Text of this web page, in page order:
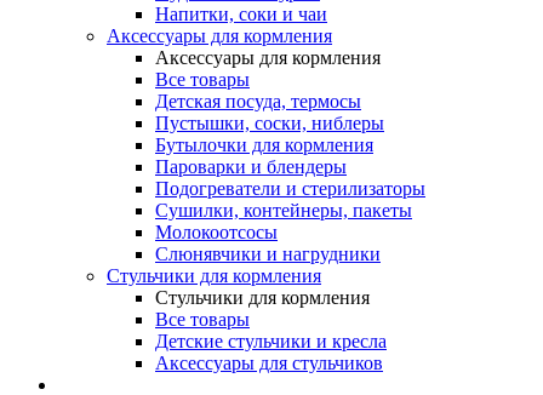
Напитки, соки и чаи
Аксессуары для кормления
Аксессуары для кормления
Все товары
Детская посуда, термосы
Пустышки, соски, ниблеры
Бутылочки для кормления
Пароварки и блендеры
Подогреватели и стерилизаторы
Сушилки, контейнеры, пакеты
Молокоотсосы
Слюнявчики и нагрудники
Стульчики для кормления
Стульчики для кормления
Все товары
Детские стульчики и кресла
Аксессуары для стульчиков